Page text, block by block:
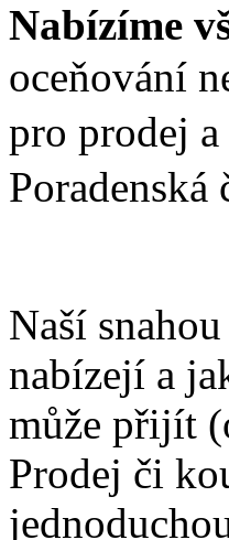
Nabízíme
oceňování
pro prodej
Naší
nabízejí a
může přijít
Prodej či